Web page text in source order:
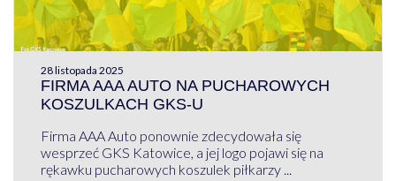
28 listopada 2025
FIRMA AAA AUTO NA PUCHAROWYCH
KOSZULKACH GKS-U
Firma AAA Auto ponownie zdecydowała się
wesprzeć GKS Katowice, a jej logo pojawi się na
rękawku pucharowych koszulek piłkarzy ...